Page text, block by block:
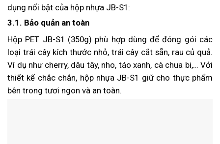
dụng nổi bật của hộp nhựa JB-S1:
3.1. Bảo quản an toàn
Hộp PET JB-S1 (350g) phù hợp dùng để đóng gói các
loại trái cây kích thước nhỏ, trái cây cắt sẵn, rau củ quả.
Ví dụ như cherry, dâu tây, nho, táo xanh, cà chua bi,… Với
thiết kế chắc chắn, hộp nhựa JB-S1 giữ cho thực phẩm
bên trong tươi ngon và an toàn.